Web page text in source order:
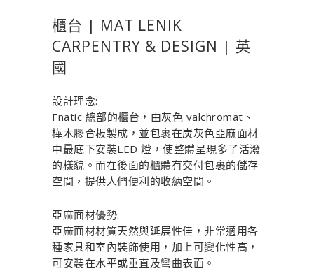
櫃台 | MAT LENIK
CARPENTRY & DESIGN | 英
國
設計理念:
Fnatic 總部的櫃台，由灰色 valchromat、
樺木膠合板製成，並包裹在炭灰色亞麻面材
中最底下安裝LED 燈，使整體呈現多了活潑
的樣貌。而在後面的櫃體有交付包裹的儲存
空間，提供人們便利的收納空間。
亞麻面材優勢:
亞麻面材材質天然與延展性佳，非常適用各
種家具和室內裝飾使用，加上可變化性高，
可安裝在水平或垂直及彎曲表面。